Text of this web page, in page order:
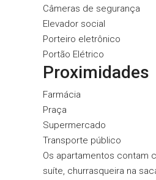
Câmeras de segurança
Elevador social
Porteiro eletrônico
Portão Elétrico
Proximidades
Farmácia
Praça
Supermercado
Transporte público
Os apartamentos contam
suíte, churrasqueira na